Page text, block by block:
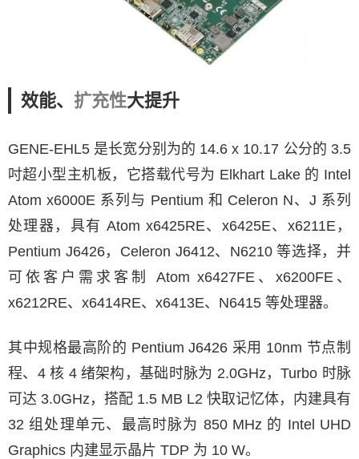
效能、 扩充性大提升
GENE-EHL5 是长宽分别为的 14.6 x 10.17 公分的 3.5
吋超小型主机板，它搭载代号为 Elkhart Lake 的 Intel
Atom x6000E 系列与 Pentium 和 Celeron N、J 系列
处理器，具有 Atom x6425RE、x6425E、x6211E，
Pentium J6426，Celeron J6412、N6210 等选择，并
可依客户需求客制 Atom x6427FE、x6200FE、
x6212RE、x6414RE、x6413E、N6415 等处理器。
其中规格最高阶的 Pentium J6426 采用 10nm 节点制
程、4 核 4 绪架构，基础时脉为 2.0GHz，Turbo 时脉
可达 3.0GHz，搭配 1.5 MB L2 快取记忆体，内建具有
32 组处理单元、最高时脉为 850 MHz 的 Intel UHD
Graphics 内建显示晶片 TDP 为 10 W。